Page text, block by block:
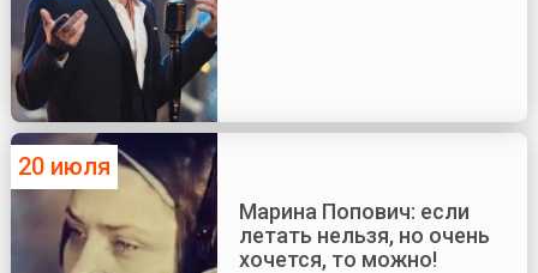
20 июля
Марина Попович: если
летать нельзя, но очень
хочется, то можно!